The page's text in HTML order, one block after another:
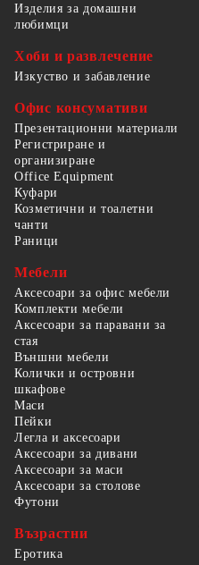
Изделия за домашни
любимци
Хоби и развлечение
Изкуство и забавление
Офис консумативи
Презентационни материали
Регистриране и
организиране
Office Equipment
Куфари
Козметични и тоалетни
чанти
Раници
Мебели
Аксесоари за офис мебели
Комплекти мебели
Аксесоари за паравани за
стая
Външни мебели
Колички и островни
шкафове
Маси
Пейки
Легла и аксесоари
Аксесоари за дивани
Аксесоари за маси
Аксесоари за столове
Футони
Възрастни
Еротика